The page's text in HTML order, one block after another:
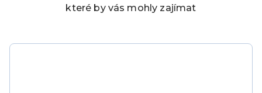
které by vás mohly zajímat